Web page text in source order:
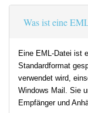
Was ist eine
Eine EML-Datei ist
Standardformat
verwendet wird,
Windows Mail. Sie
Empfänger und